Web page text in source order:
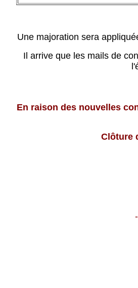
Une majoration sera
Il arrive que les mails de
En raison des nouvelles
Clôture